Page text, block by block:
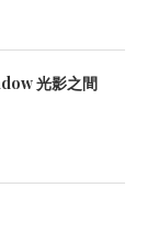
光影之間